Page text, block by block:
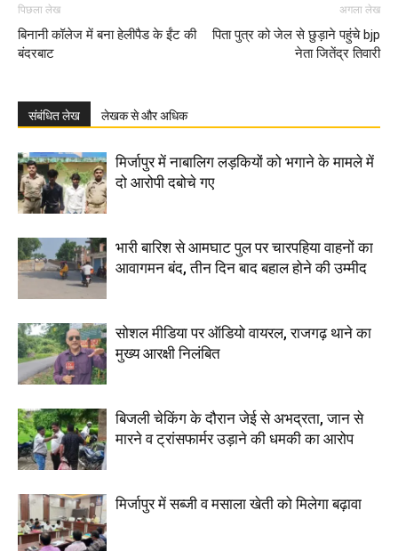
पिछला लेख
बिनानी कॉलेज में बना हेलीपैड के ईंट की
बंदरबाट
अगला लेख
पिता पुत्र को जेल से छुड़ाने पहुंचे bjp
नेता जितेंद्र तिवारी
संबंधित लेख लेखक से और अधिक
मिर्जापुर में नाबालिग लड़कियों को भगाने के मामले में
दो आरोपी दबोचे गए
भारी बारिश से आमघाट पुल पर चारपहिया वाहनों का
आवागमन बंद, तीन दिन बाद बहाल होने की उम्मीद
सोशल मीडिया पर ऑडियो वायरल, राजगढ़ थाने का
मुख्य आरक्षी निलंबित
बिजली चेकिंग के दौरान जेई से अभद्रता, जान से
मारने व ट्रांसफार्मर उड़ाने की धमकी का आरोप
मिर्जापुर में सब्जी व मसाला खेती को मिलेगा बढ़ावा